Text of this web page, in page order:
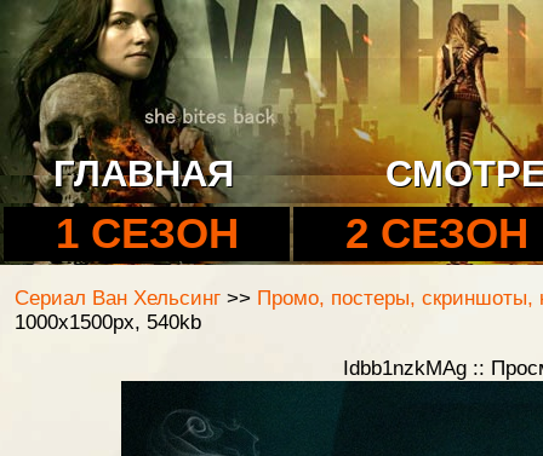
ГЛАВНАЯ
1 СЕЗОН 2 СЕЗОН
Сериал Ван Хельсинг >> Промо, постеры, скриншоты,
1000x1500px, 540kb
Idbb1nzkMAg ::